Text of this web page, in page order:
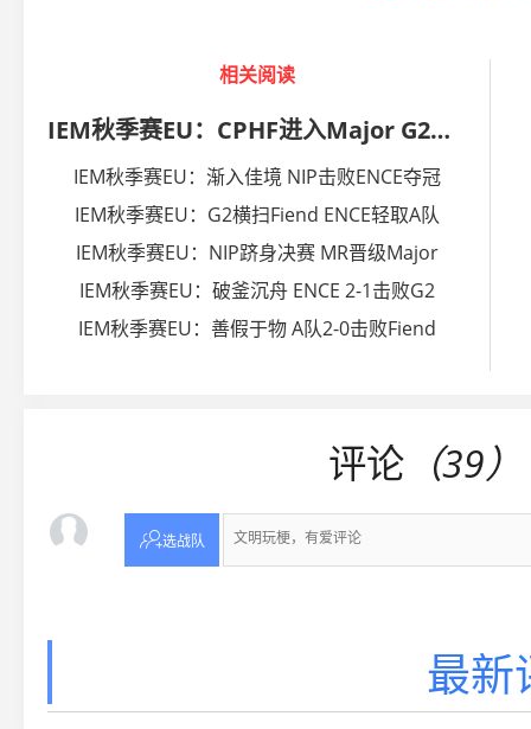
相关阅读
IEM秋季赛EU：CPHF进入Major G2不敌MR
IEM秋季赛EU：渐入佳境 NIP击败ENCE夺冠
IEM秋季赛EU：G2横扫Fiend ENCE轻取A队
IEM秋季赛EU：NIP跻身决赛 MR晋级Major
IEM秋季赛EU：破釜沉舟 ENCE 2-1击败G2
IEM秋季赛EU：善假于物 A队2-0击败Fiend
评论 （39）
选战队
最新